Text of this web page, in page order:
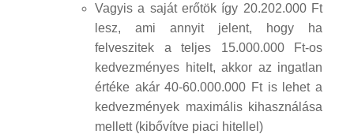
Vagyis a saját erőtök így 20.202.000 Ft
lesz, ami annyit jelent, hogy ha
felveszitek a teljes 15.000.000 Ft-os
kedvezményes hitelt, akkor az ingatlan
értéke akár 40-60.000.000 Ft is lehet a
kedvezmények maximális kihasználása
mellett (kibővítve piaci hitellel)